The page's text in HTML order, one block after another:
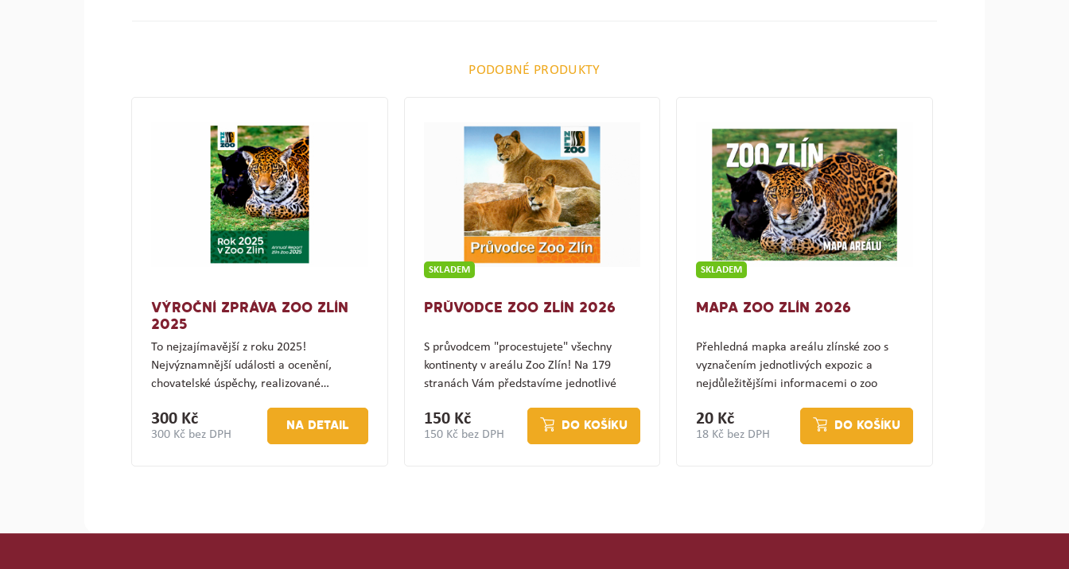
PODOBNÉ PRODUKTY
VÝROČNÍ ZPRÁVA ZOO ZLÍN
2025
To nejzajímavější z roku 2025!
Nejvýznamnější události a ocenění,
chovatelské úspěchy, realizované…
300 Kč
300 Kč bez DPH
NA DETAIL
SKLADEM
PRŮVODCE ZOO ZLÍN 2026
S průvodcem "procestujete" všechny
kontinenty v areálu Zoo Zlín! Na 179
stranách Vám představíme jednotlivé
150 Kč
150 Kč bez DPH
DO KOŠÍKU
SKLADEM
MAPA ZOO ZLÍN 2026
Přehledná mapka areálu zlínské zoo s
vyznačením jednotlivých expozic a
nejdůležitějšími informacemi o zoo
20 Kč
18 Kč bez DPH
DO KOŠÍKU